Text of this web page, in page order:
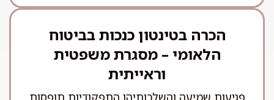
הכרה בטינטון כנכות בביטוח
הלאומי – מסגרת משפטית
וראייתית